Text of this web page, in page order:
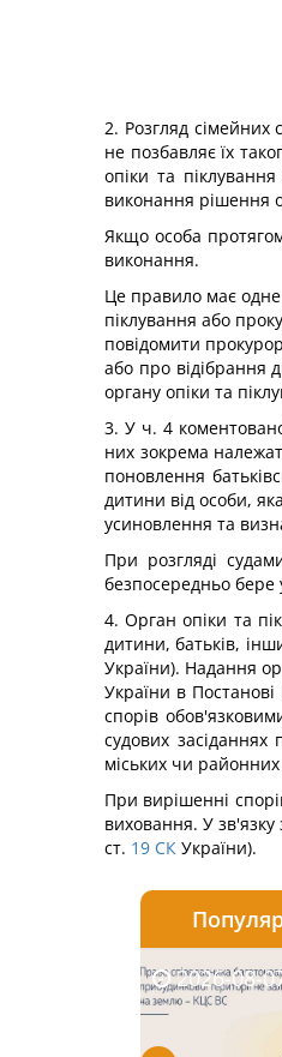
2. Розгляд сімейних
не позбавляє їх
опіки та
виконання рішення
Якщо особа
виконання.
Це правило має одне
піклування або
повідомити
або про відібрання
органу опіки та
3. У ч. 4
них зокрема
поновлення
дитини від особи,
усиновлення та
При розгляді
безпосередньо бере
4. Орган опіки та
дитини, батьків,
України). Надання
України в
спорів
судових засіданнях
міських чи районних
При вирішенні
виховання. У
ст. 19 СК України).
2026-08-
2026-